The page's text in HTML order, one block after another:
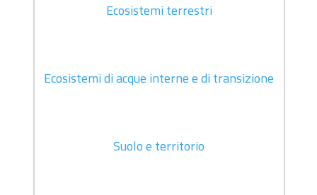
Ecosistemi terrestri
Ecosistemi di acque interne e di transizione
Suolo e territorio